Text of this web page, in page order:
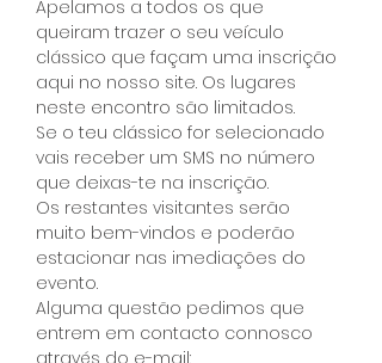
Apelamos a todos os que
queiram trazer o seu veículo
clássico que façam uma inscrição
aqui no nosso site. Os lugares
neste encontro são limitados.
Se o teu clássico for selecionado
vais receber um SMS no número
que deixas-te na inscrição.
Os restantes visitantes serão
muito bem-vindos e poderão
estacionar nas imediações do
evento.
Alguma questão pedimos que
entrem em contacto connosco
através do e-mail: